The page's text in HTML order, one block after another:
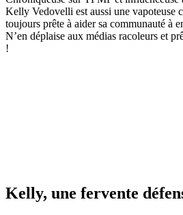
Kelly Vedovelli est aussi une vapoteuse
toujours prête à aider sa communauté à
N’en déplaise aux médias racoleurs et
!
Kelly, une fervente